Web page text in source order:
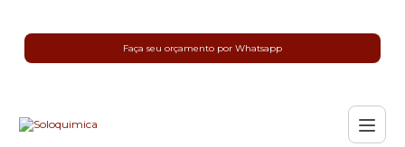
Faça seu orçamento por Whatsapp